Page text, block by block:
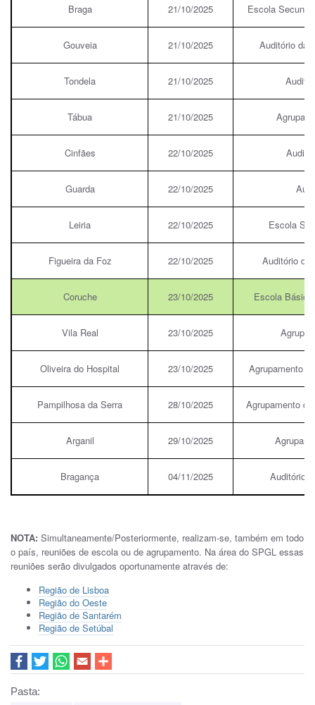
Braga 21/10/2025 Escola
Gouveia 21/10/2025 Auditório da
Tondela 21/10/2025
Tábua 21/10/2025
Cinfães 22/10/2025
Guarda 22/10/2025
Leiria 22/10/2025 Escola
Figueira da Foz 22/10/2025 Auditório da
Coruche 23/10/2025 Escola
Vila Real 23/10/2025
Oliveira do Hospital 23/10/2025 Agrupamento
Pampilhosa da Serra 28/10/2025 Agrupamento
Arganil 29/10/2025
Bragança 04/11/2025 Auditório
NOTA: Simultaneamente/Posteriormente, realizam-se, também em todo
o país, reuniões de escola ou de agrupamento. Na área do SPGL essas
reuniões serão divulgados oportunamente através de:
Região de Lisboa
Região do Oeste
Região de Santarém
Região de Setúbal
Pasta: